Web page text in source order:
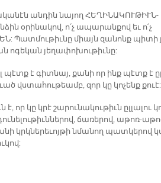
ան­դին նա­յող ՀԵ­ՂԻ­ՆԱ­ԿՈՒ­ԹԻՒՆ-
օ­րի­նա­կով, ո՛չ ա­պա­րան­քով եւ ո՛չ
Պատ­մու­թիւ­նը միայն զա­նոնք պի­տի
ո­գե­կան յե­ղա­փո­խու­թիւ­նը:
պէտք է գիտ­նայ, քա­նի որ ինք պէտք է
վստա­հու­թեամբ, զոր կը կո­չենք քուէ:
որ կը կրէ շա­րու­նա­կու­թիւն ըլ­լա­լու
ճա­ռե­րով, ա­թոռ-
կրկնե­րե­ւոյ­թի նմա­նող պատ­կե­րով